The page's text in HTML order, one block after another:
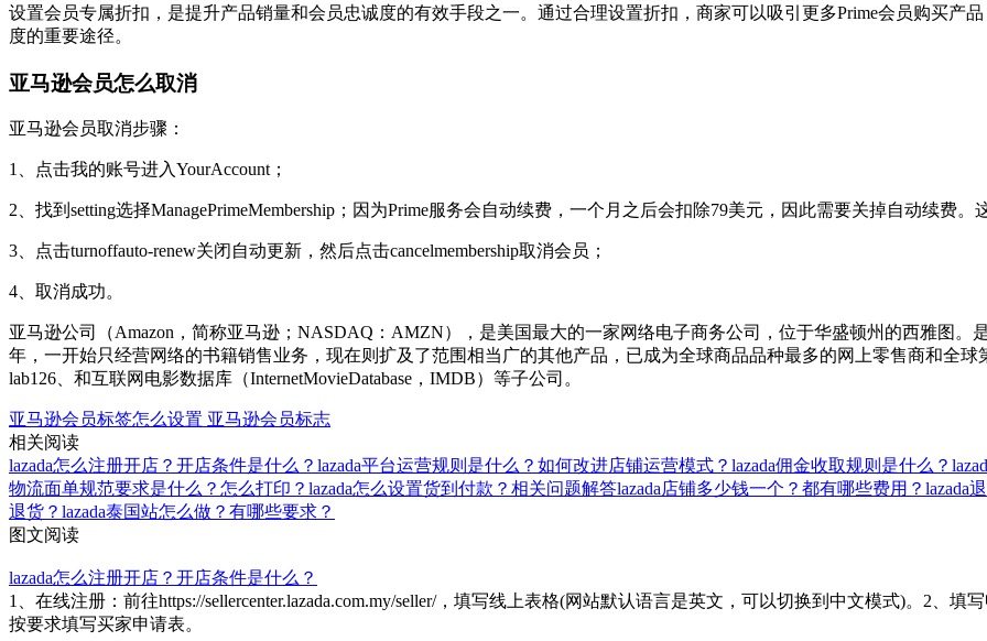
设置会员专属折扣，是提升产品销量和会员忠诚度的有效手段之一。通过合理设置折扣，商家可以吸引更多Prime会员购买产
度的重要途径。
亚马逊会员怎么取消
亚马逊会员取消步骤：
1、点击我的账号进入YourAccount；
2、找到setting选择ManagePrimeMembership；因为Prime服务会自动续费，一个月之后会扣除79美元，因此需要关掉自动续费
3、点击turnoffauto-renew关闭自动更新，然后点击cancelmembership取消会员；
4、取消成功。
亚马逊公司（Amazon，简称亚马逊；NASDAQ：AMZN），是美国最大的一家网络电子商务公司，位于华盛顿州的西雅图。
年，一开始只经营网络的书籍销售业务，现在则扩及了范围相当广的其他产品，已成为全球商品品种最多的网上零售商和全球
lab126、和互联网电影数据库（InternetMovieDatabase，IMDB）等子公司。
亚马逊会员标签怎么设置 亚马逊会员标志
相关阅读
lazada怎么注册开店？开店条件是什么？ lazada平台运营规则是什么？如何改进店铺运营模式？ lazada佣金收取规则是什么？
物流面单规范要求是什么？怎么打印？ lazada怎么设置货到付款？相关问题解答lazada店铺多少钱一个？都有哪些费用？ lazada
退货？ lazada泰国站怎么做？有哪些要求？
图文阅读
lazada怎么注册开店？开店条件是什么？
1、在线注册：前往https://sellercenter.lazada.com.my/seller/，填写线上表格(网站默认语言是英文，可以切换到中文模式)。2、
按要求填写买家申请表。